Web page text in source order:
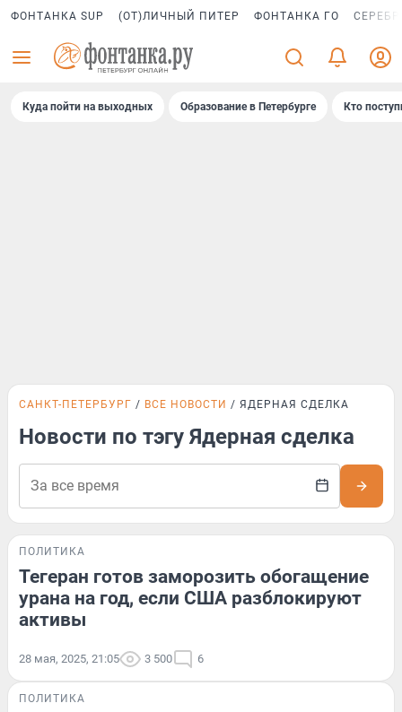
ФОНТАНКА SUP (ОТ)ЛИЧНЫЙ ПИТЕР ФОНТАНКА ГО
Куда пойти на выходных Образование в Петербурге Кто
САНКТ-ПЕТЕРБУРГ ВСЕ НОВОСТИ ЯДЕРНАЯ СДЕЛКА
Новости по тэгу Ядерная сделка
ПОЛИТИКА
Тегеран готов заморозить обогащение
урана на год, если США разблокируют
активы
28 мая, 2025, 21:05 3 500 6
ПОЛИТИКА